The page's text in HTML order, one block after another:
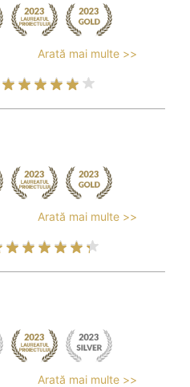
Arată mai multe >>
Arată mai multe >>
Arată mai multe >>